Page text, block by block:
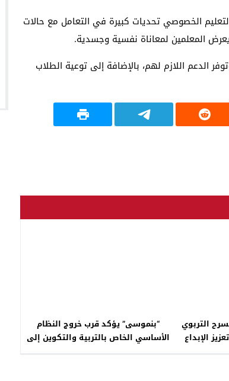
الخصوصي تحديات كبيرة في التعامل مع حالات
المعلمين لمعاناة نفسية وجسدية.
الدعم اللازم لهم، بالإضافة إلى توعية الطلاب
التربوي
الإبداع
“بنموسى” يؤكد قرب خروج النظام
الأساسي الخاص بالتربية والتكوين إلى